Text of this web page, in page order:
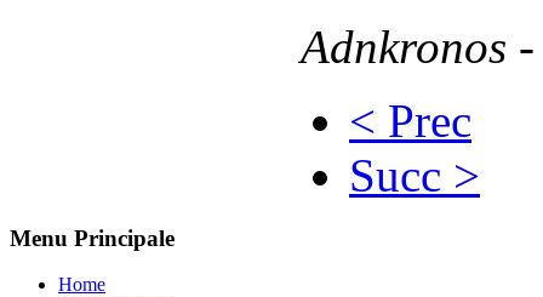
Adnkronos
< Prec
Succ >
Menu Principale
Home